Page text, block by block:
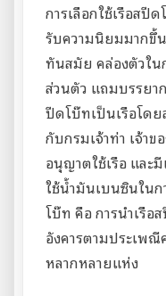
การเลือกใช้เรือสปี
รับความนิยมมากขึ้
ทันสมัย คล่องตัวใน
ส่วนตัว แถมบรรยา
ปีดโบ๊ทเป็นเรือโด
กับกรมเจ้าท่า เจ้า
อนุญาตใช้เรือ และ
ใช้น้ำมันเบนซินในก
โบ๊ท คือ การนำเรือ
อังคารตามประเพ
หลากหลายแห่ง